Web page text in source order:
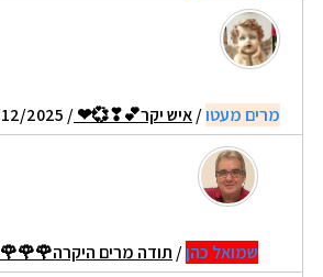
מרים מעטו/איש יקר💕❣💞❤/ 15/12/2025 19:58
שמואל כהן/ תודה מרים היקרה🌹🌹🌹